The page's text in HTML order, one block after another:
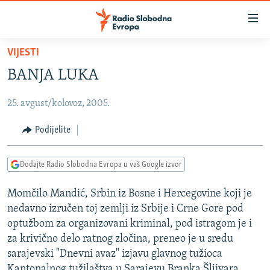
Pređite
glavni
Pređite
Pređite
pretragu
BOSNA I HERCEGOVINA
SRBIJA
KOSOVO
VIZUELNO
VIDEO
FOTOGALERIJE
INFOGRAFIKE
PODCASTI
RAT U UKRAJINI
KINA NA BALKANU
RSE PRIČE IZ SVIJETA
VIJESTI
BANJA LUKA
25. avgust/kolovoz, 2005.
Podijelite
Dodajte Radio Slobodna Evropa u vaš Google izvor
Momčilo Mandić, Srbin iz Bosne i Hercegovine koji je
nedavno izručen toj zemlji iz Srbije i Crne Gore pod
optužbom za organizovani kriminal, pod istragom je i
za krivično delo ratnog zločina, preneo je u sredu
sarajevski "Dnevni avaz" izjavu glavnog tužioca